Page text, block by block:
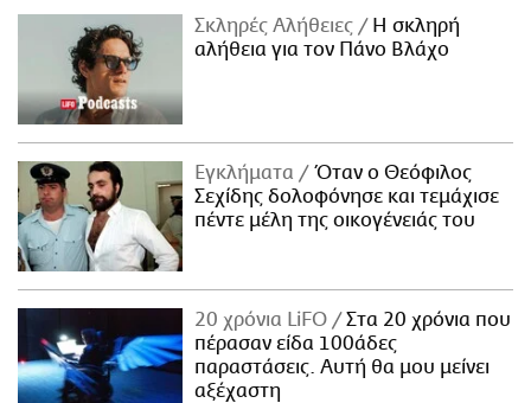
Σκληρές Αλήθειες
H σκληρή
αλήθεια για τον Πάνο Βλάχο
Εγκλήματα
Όταν ο Θεόφιλος
Σεχίδης δολοφόνησε και τεμάχισε
πέντε μέλη της οικογένειάς του
20 χρόνια LiFO
Στα 20 χρόνια που
πέρασαν είδα 100άδες
παραστάσεις. Αυτή θα μου μείνει
αξέχαστη